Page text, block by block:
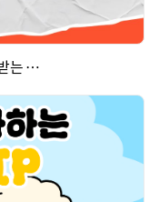
탄포꿀 : 탄소중립 생활 실천하고 포인트 받는 꿀팁